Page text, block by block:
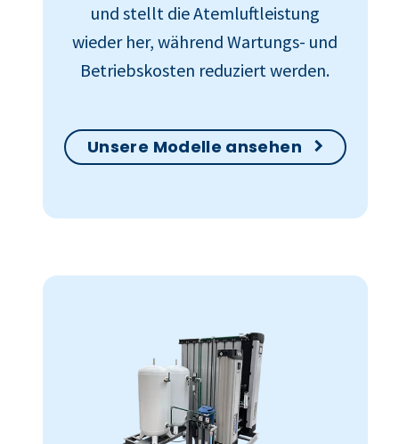
und stellt die Atemluftleistung
wieder her, während Wartungs- und
Betriebskosten reduziert werden.
Unsere Modelle ansehen